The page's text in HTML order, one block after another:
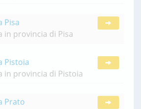
Pisa
in provincia di Pisa
Pistoia
in provincia di Pistoia
Prato